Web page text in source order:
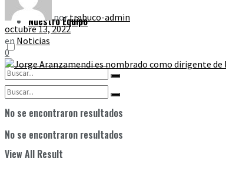
No se encontraron resultados
Nuestro Equipo
No se encontraron resultados
View All Result
portrabuco-admin
octubre 13, 2022
en Noticias
0